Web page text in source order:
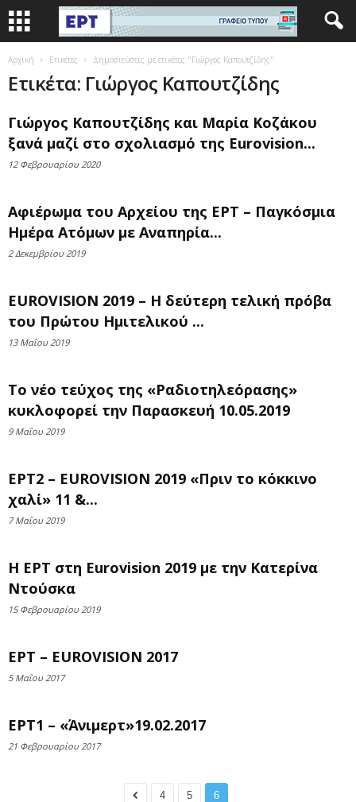
Αρχική Ετικέτες Δημοσιεύσεις με ετικέτες "Γιώργος Καπουτζίδης"
Ετικέτα: Γιώργος Καπουτζίδης
Γιώργος Καπουτζίδης και Μαρία Κοζάκου
ξανά μαζί στο σχολιασμό της Eurovision...
12 Φεβρουαρίου 2020
Αφιέρωμα του Αρχείου της ΕΡΤ – Παγκόσμια
Ημέρα Ατόμων με Αναπηρία...
2 Δεκεμβρίου 2019
EUROVISION 2019 – Η δεύτερη τελική πρόβα
του Πρώτου Ημιτελικού ...
13 Μαΐου 2019
Το νέο τεύχος της «Ραδιοτηλεόρασης»
κυκλοφορεί την Παρασκευή 10.05.2019
9 Μαΐου 2019
ΕΡΤ2 – EUROVISION 2019 «Πριν το κόκκινο
χαλί» 11 &...
7 Μαΐου 2019
Η ΕΡΤ στη Eurovision 2019 με την Κατερίνα
Ντούσκα
15 Φεβρουαρίου 2019
ΕΡΤ – EUROVISION 2017
5 Μαΐου 2017
ΕΡΤ1 – «Άνιμερτ»19.02.2017
21 Φεβρουαρίου 2017
4 5 6